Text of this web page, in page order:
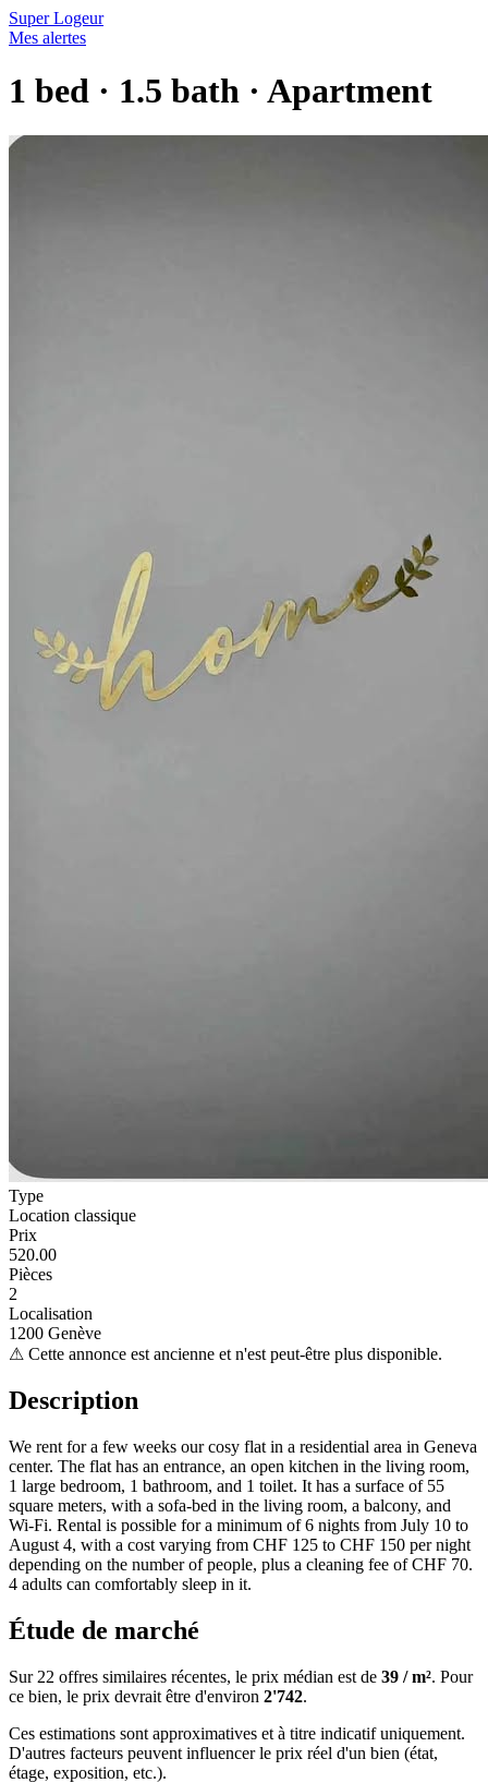
Super Logeur
Mes alertes
1 bed · 1.5 bath · Apartment
Type
Location classique
Prix
520.00
Pièces
2
Localisation
1200 Genève
⚠ Cette annonce est ancienne et n'est peut-être plus disponible.
Description
We rent for a few weeks our cosy flat in a residential area in Geneva
center. The flat has an entrance, an open kitchen in the living room,
1 large bedroom, 1 bathroom, and 1 toilet. It has a surface of 55
square meters, with a sofa-bed in the living room, a balcony, and
Wi-Fi. Rental is possible for a minimum of 6 nights from July 10 to
August 4, with a cost varying from CHF 125 to CHF 150 per night
depending on the number of people, plus a cleaning fee of CHF 70.
4 adults can comfortably sleep in it.
Étude de marché
Sur 22 offres similaires récentes, le prix médian est de 39 / m². Pour
ce bien, le prix devrait être d'environ 2'742.
Ces estimations sont approximatives et à titre indicatif uniquement.
D'autres facteurs peuvent influencer le prix réel d'un bien (état,
étage, exposition, etc.).